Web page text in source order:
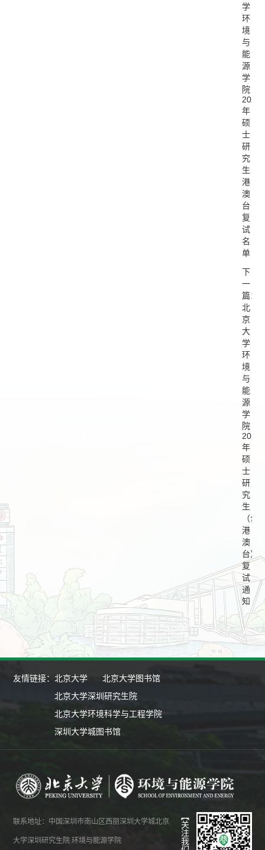
学
环
境
与
能
源
学
院
2020
年
硕
士
研
究
生
港
澳
台
复
试
名
单
下
一
篇：
北
京
大
学
环
境
与
能
源
学
院
2020
年
硕
士
研
究
生
（含
港
澳
台）
复
试
通
知
友情链接：北京大学
北京大学图书馆
北京大学深圳研究生院
北京大学环境科学与工程学院
深圳大学城图书馆
联系地址：中国深圳市南山区西丽深圳大学城北京
大学深圳研究生院 环境与能源学院 【关注我们】